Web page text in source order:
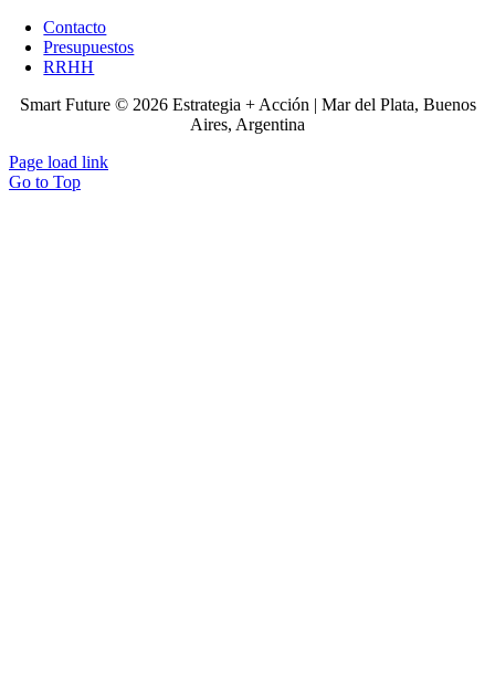
Contacto
Presupuestos
RRHH
Smart Future © 2026 Estrategia + Acción | Mar del Plata, Buenos
Aires, Argentina
Page load link
Go to Top